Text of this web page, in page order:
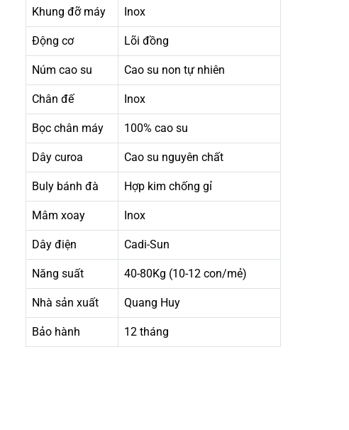
Khung đỡ máy Inox
Động cơ Lõi đồng
Núm cao su Cao su non tự nhiên
Chân đế Inox
Bọc chân máy 100% cao su
Dây curoa Cao su nguyên chất
Buly bánh đà Hợp kim chống gỉ
Mâm xoay Inox
Dây điện Cadi-Sun
Năng suất 40-80Kg (10-12 con/mẻ)
Nhà sản xuất Quang Huy
Bảo hành 12 tháng